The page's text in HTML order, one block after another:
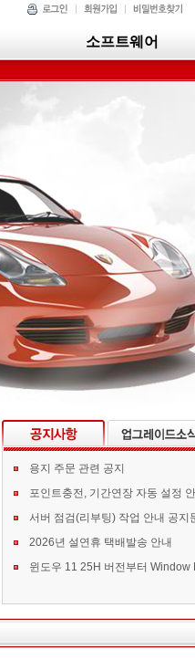
소프트웨어
용지 주문 관련 공지
포인트충전, 기간연장 자동 설정
서버 점검(리부팅) 작업 안내 공지
2026년 설연휴 택배발송 안내